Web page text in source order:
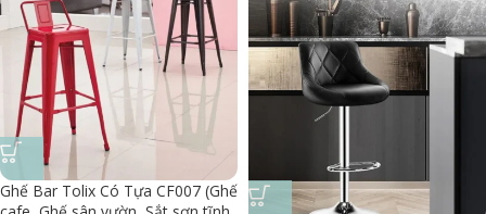
Ghế Bar Tolix Có Tựa CF007 (Ghế